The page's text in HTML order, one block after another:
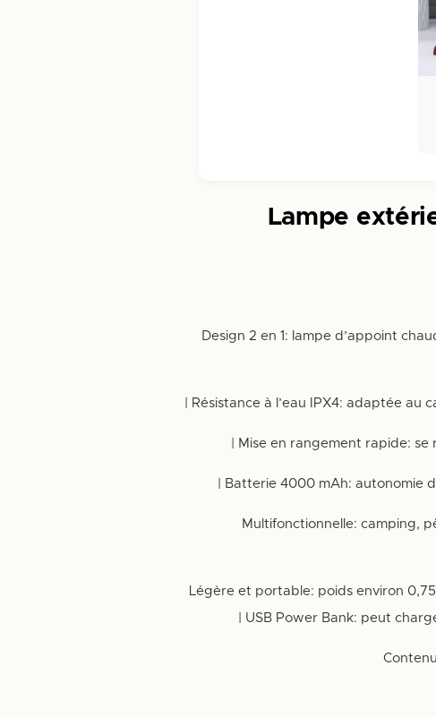
Lampe
✔️ Design 2 en 1: lampe d’appoint
✔️ Multifonctionnelle: camping,
✔️ Légère et portable: poids environ
USB Power Bank: peut